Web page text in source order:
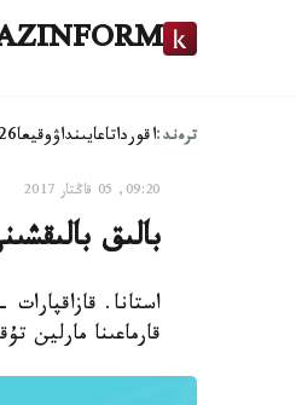
ترەند:اقورداتاعايىنداۋوقيعا
09:20, 05 قاڭتار 2017
بالىق
قارماعىنا